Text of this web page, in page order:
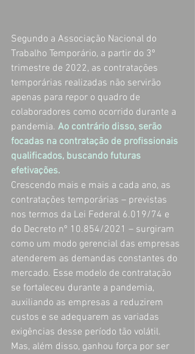
Segundo a Associação Nacional do
Trabalho Temporário, a partir do 3º
trimestre de 2022, as contratações
temporárias realizadas não servirão
apenas para repor o quadro de
colaboradores como ocorrido durante a
pandemia. Ao contrário disso, serão
focadas na contratação de profissionais
qualificados, buscando futuras
efetivações.
Crescendo mais e mais a cada ano, as
contratações temporárias – previstas
nos termos da Lei Federal 6.019/74 e
do Decreto nº 10.854/2021 – surgiram
como um modo gerencial das empresas
atenderem as demandas constantes do
mercado. Esse modelo de contratação
se fortaleceu durante a pandemia,
auxiliando as empresas a reduzirem
custos e se adequarem as variadas
exigências desse período tão volátil.
Mas, além disso, ganhou força por ser